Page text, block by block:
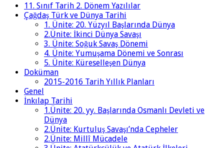
11. Sınıf Tarih 2. Dönem Yazılılar
Çağdaş Türk ve Dünya Tarihi
1. Ünite: 20. Yüzyıl Başlarında Dünya
2.Ünite: İkinci Dünya Savaşı
3. Ünite: Soğuk Savaş Dönemi
4. Ünite: Yumuşama Dönemi ve Sonrası
5. Ünite: Küreselleşen Dünya
Doküman
2015-2016 Tarih Yıllık Planları
Genel
İnkılap Tarihi
1.Ünite: 20. yy. Başlarında Osmanlı Devleti ve
Dünya
2.Ünite: Kurtuluş Savaşı’nda Cepheler
2.Ünite: Millî Mücadele